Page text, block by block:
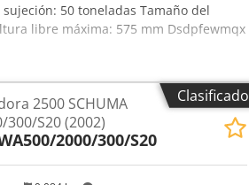
sujeción: 50 toneladas Tamaño del
libre máxima: 575 mm Dsdpfewmqx
Clasificado
2500 SCHUMA
300/S20 (2002)
2000/300/S20